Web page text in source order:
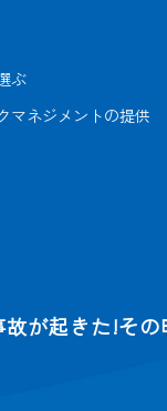
ぶ
マネジメントの提供
故が起きた!その